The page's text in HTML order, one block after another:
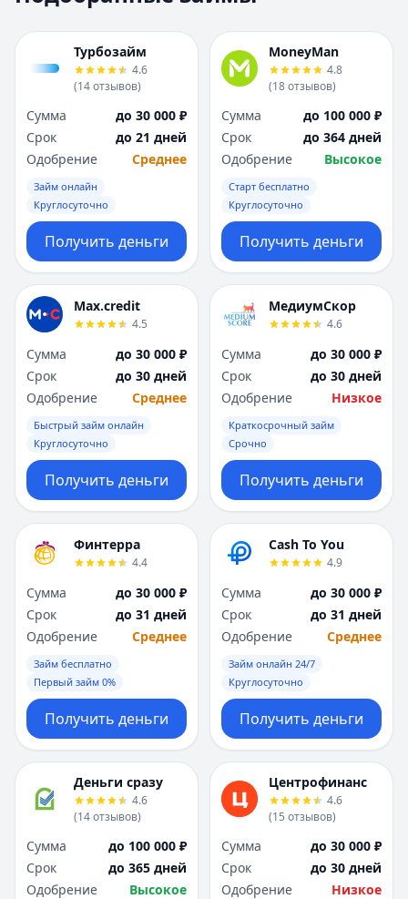
Н
Набережные Челны
Нижний Новгород
Новосибирск
Омск
Оренбург
П
Пенза
Пермь
Р
Ростов-на-Дону
Рязань
Самара
Санкт-Петербург
Севастополь
Сочи
Сургут
Т
Тверь
Тольятти
Томск
Тюмень
У
Ульяновск
Уфа
Х
Хабаровск
Ч
Чебоксары
Челябинск
Чита
Я
Ярославль
Вся Россия
Н
Набережные
Нижний Новгород
Новосибирск
Омск
Оренбург
П
Пенза
Пермь
Р
Ростов-на-Дону
Рязань
Самара
Санкт-Петербург
Севастополь
Сургут
Т
Тверь
Тольятти
Томск
Тюмень
У
Ульяновск
Уфа
Х
Хабаровск
Ч
Чебоксары
Челябинск
Чита
Я
Ярославль
Вся Россия
Турбозайм
4.6
(14отзывов)
Сумма
до 30 000 ₽
Срок
до 21 дней
Одобрение
Среднее
Займ онлайн
Круглосуточно
Получить деньги
MoneyMan
4.8
(18отзывов)
Сумма
до 100 000 ₽
Срок
до 364 дней
Одобрение
Высокое
Старт бесплатно
Круглосуточно
Получить деньги
Max.credit
4.5
Сумма
до 30 000 ₽
Срок
до 30 дней
Одобрение
Среднее
Быстрый займ онлайн
Круглосуточно
Получить деньги
МедиумСкор
4.6
Сумма
до 30 000 ₽
Срок
до 30 дней
Одобрение
Низкое
Краткосрочный займ
Срочно
Получить деньги
Финтерра
4.4
Сумма
до 30 000 ₽
Срок
до 31 дней
Одобрение
Среднее
Займ бесплатно
Первый займ 0%
Получить деньги
Cash To You
4.9
Сумма
до 30 000 ₽
Срок
до 31 дней
Одобрение
Среднее
Займ онлайн 24/7
Круглосуточно
Получить деньги
Деньги сразу
4.6
(14отзывов)
Сумма
до 100 000 ₽
Срок
до 365 дней
Одобрение
Высокое
Центрофинанс
4.6
(15 отзывов)
Сумма
до 30 000 ₽
Срок
до 30 дней
Одобрение
Низкое